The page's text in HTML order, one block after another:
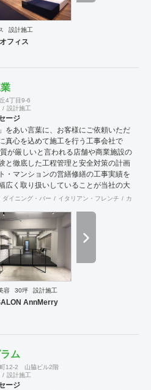
設計施工
フィス
4丁目9-6
設計施工
ージ
をあい言葉に、お客様にご依頼いただ
真心を込めて施工を行う工事会社で
が厳しいと言われる店舗や商業施設の
と徹底した工程管理と安全対策の計画
・マンションの営繕修繕の工事実績を
広く取り扱いしていることが当社の大
ダイニング・バー イタリアン・フレンチ カフェ
容 30坪 設計施工
AnnMerry
ム
町12-2 山脇ビル2階
設計施工
ージ